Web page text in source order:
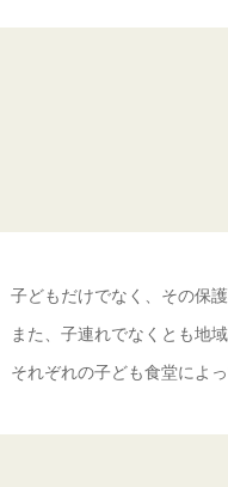
子どもだけでなく、その保
また、子連れでなくとも地
それぞれの子ども食堂によ